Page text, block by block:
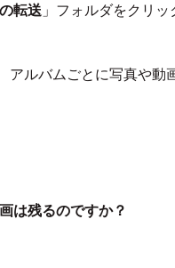
転送 」フォルダをクリッ
ルバムごとに写真や動
は残るのですか？